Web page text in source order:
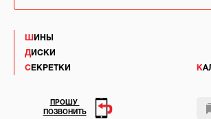
ШИНЫ
ДИСКИ
СЕКРЕТКИ
ПРОШУ
ПОЗВОНИТЬ